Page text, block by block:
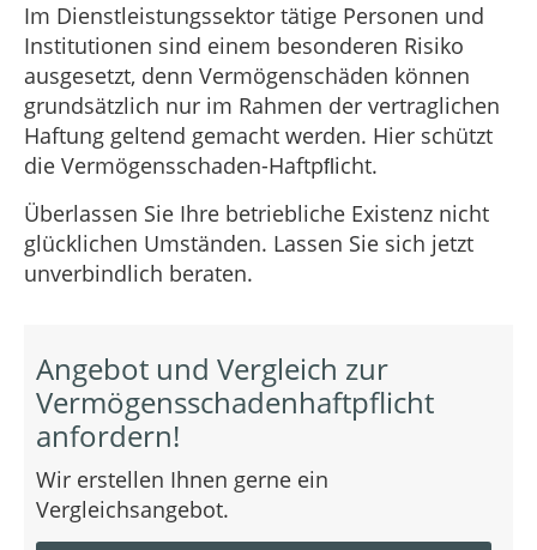
Im Dienstleistungssektor tätige Personen und
Institutionen sind einem besonderen Risiko
ausgesetzt, denn Vermögenschäden können
grundsätzlich nur im Rahmen der vertraglichen
Haftung geltend gemacht werden. Hier schützt
die Vermögensschaden-Haftpﬂicht.
Überlassen Sie Ihre betriebliche Existenz nicht
glücklichen Umständen. Lassen Sie sich jetzt
unverbindlich beraten.
Angebot und Vergleich zur
Vermögensschadenhaftpflicht
anfordern!
Wir erstellen Ihnen gerne ein
Vergleichsangebot.